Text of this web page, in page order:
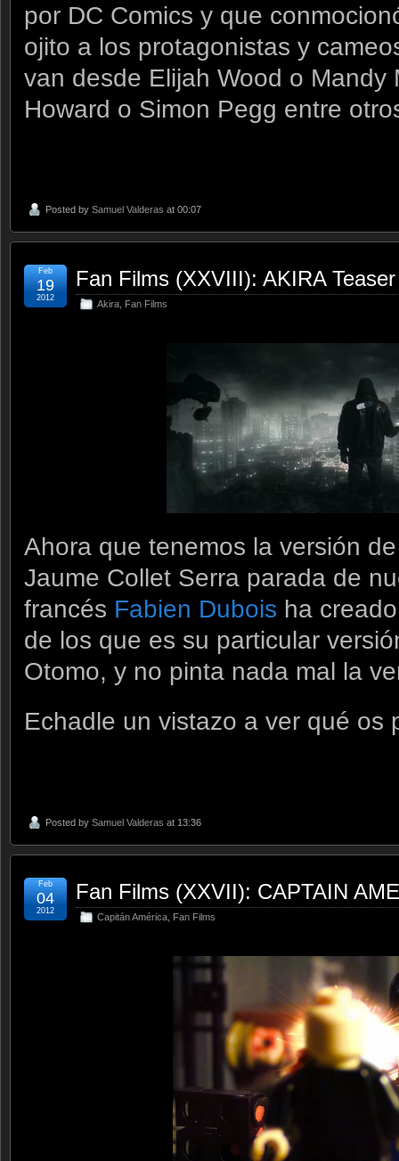
por DC Comics y que
ojito a los protagonistas y
van desde Elijah Wood o Mandy
Howard o Simon Pegg entre
Posted by Samuel Valderas at 00:07
Fan Films (XXVIII): AKIRA
Akira Fan Films
Feb
19
2012
Ahora que tenemos la versión
Jaume Collet Serra parada de
francés Fabien Dubois ha
de los que es su particular
Otomo, y no pinta nada mal la
Echadle un vistazo a ver qué os
Posted by Samuel Valderas at 13:36
Fan Films (XXVII): CAPTAIN
Capitán América Fan Films
Feb
04
2012